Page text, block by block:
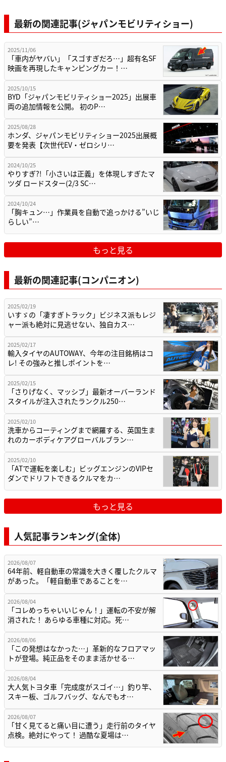
最新の関連記事(ジャパンモビリティショー)
2025/11/06
「車内がヤバい」「スゴすぎだろ…」超有名SF
映画を再現したキャンピングカー！…
2025/10/15
BYD「ジャパンモビリティショー2025」出展車
両の追加情報を公開。 初のP…
2025/08/28
ホンダ、ジャパンモビリティショー2025出展概
要を発表【次世代EV・ゼロシリ…
2024/10/25
やりすぎ?!「小さいは正義」を体現しすぎたマ
ツダ ロードスター(2/3 SC…
2024/10/24
「胸キュン…」作業員を自動で追っかける”いじ
らしい”…
もっと見る
最新の関連記事(コンパニオン)
2025/02/19
いすゞの「凄すぎトラック」ビジネス派もレジ
ャー派も絶対に見逃せない、独自カス…
2025/02/17
輸入タイヤのAUTOWAY、今年の注目銘柄はコ
レ! その強みと推しポイントを…
2025/02/15
「さりげなく、マッシブ」最新オーバーランド
スタイルが注入されたランクル250…
2025/02/10
洗車からコーティングまで網羅する、英国生ま
れのカーボディケアグローバルブラン…
2025/02/10
「ATで運転を楽しむ」ビッグエンジンのVIPセ
ダンでドリフトできるクルマをカ…
もっと見る
人気記事ランキング(全体)
2026/08/07
64年前、軽自動車の常識を大きく覆したクルマ
があった。「軽自動車であることを…
2026/08/04
「コレめっちゃいいじゃん！」運転の不安が解
消された！ あらゆる車種に対応。死…
2026/08/06
「この発想はなかった…」革新的なフロアマッ
トが登場。純正品をそのまま活かせる…
2026/08/04
大人気トヨタ車「完成度がスゴイ…」釣り竿、
スキー板、ゴルフバッグ、なんでもオ…
2026/08/07
「甘く見てると痛い目に遭う」走行前のタイヤ
点検。絶対にやって！ 過酷な夏場は…